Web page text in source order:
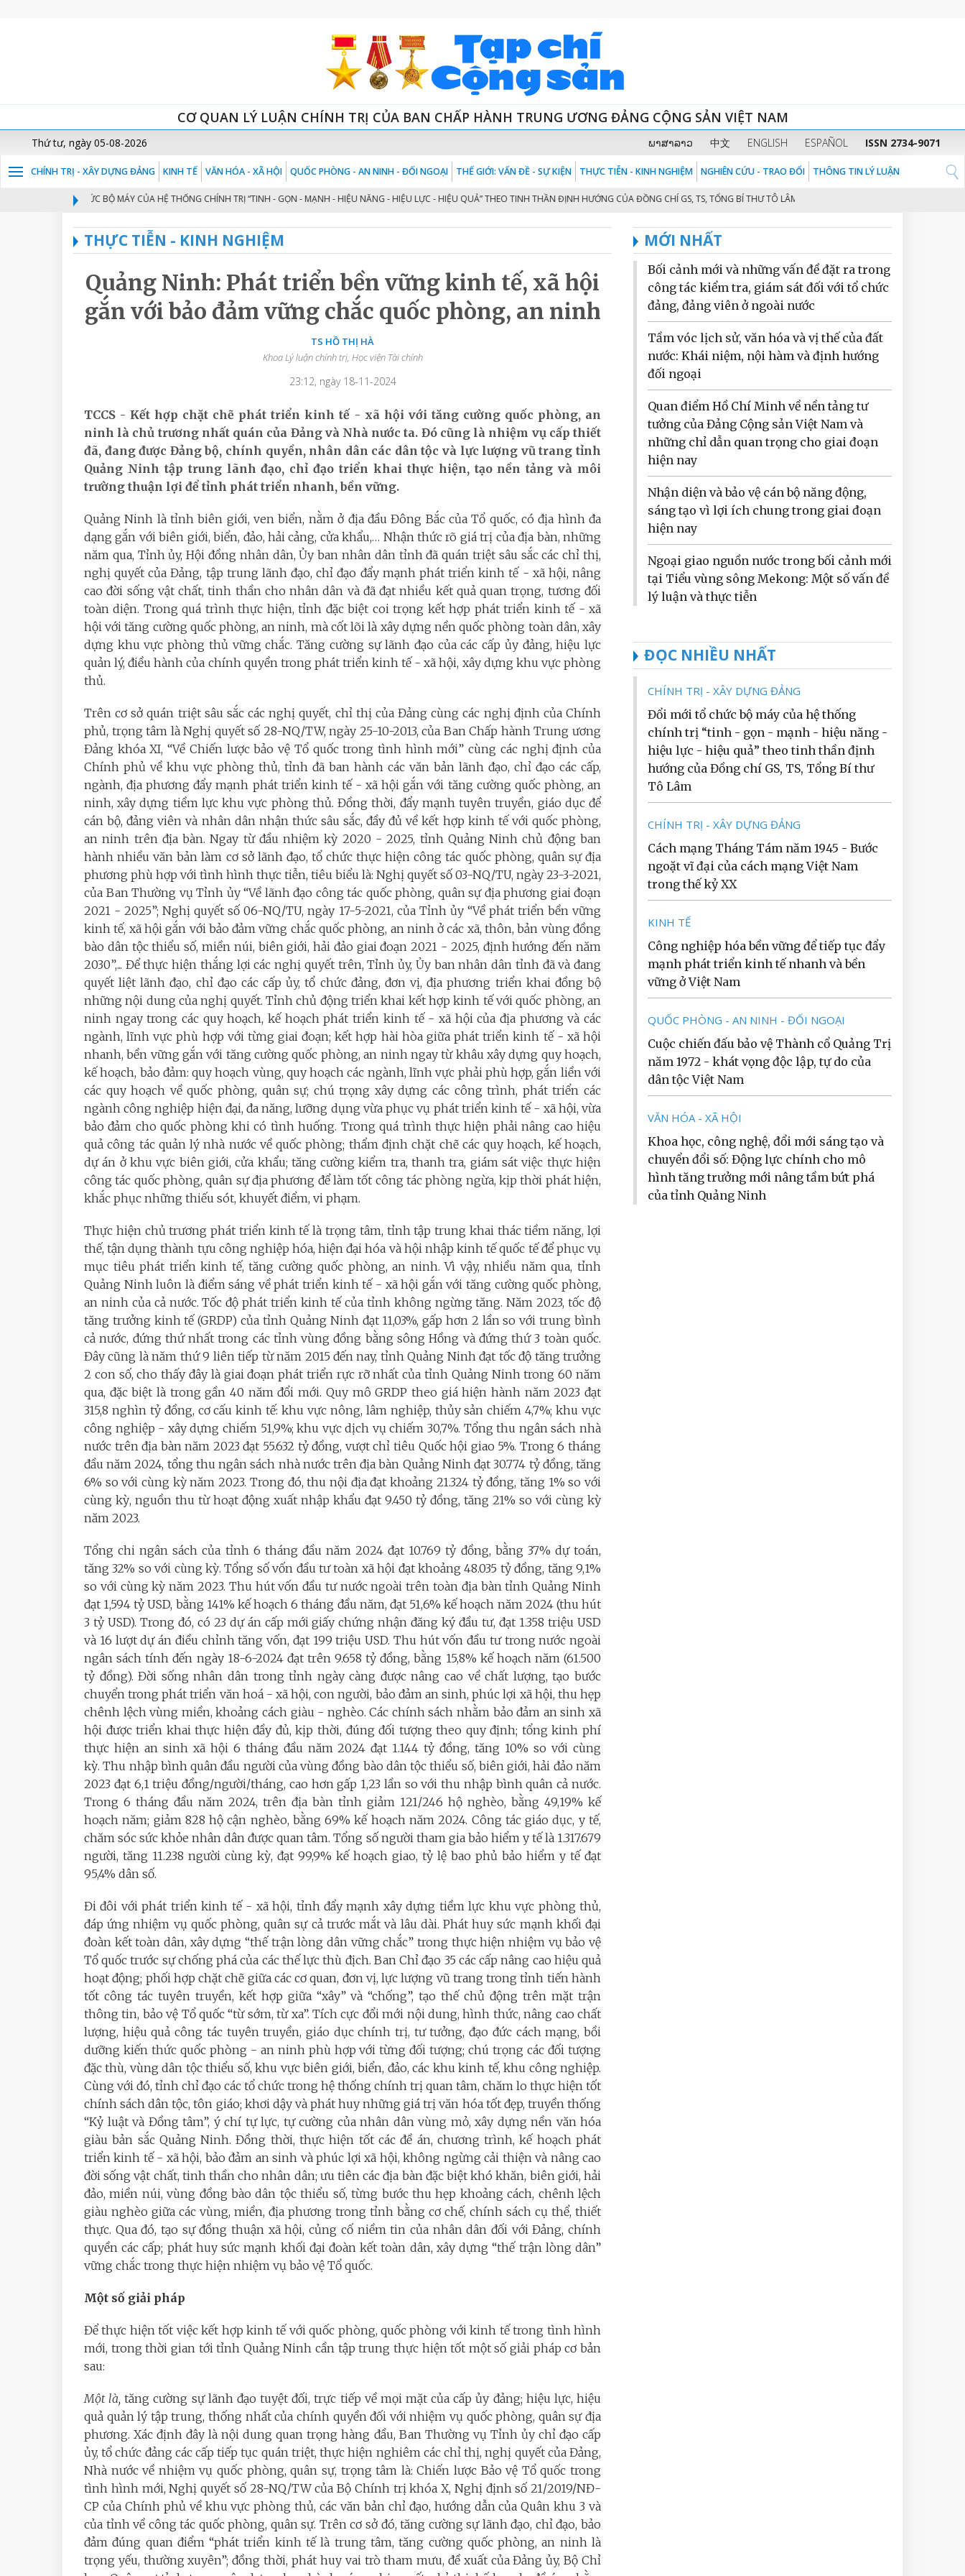
CƠ QUAN LÝ LUẬN CHÍNH TRỊ CỦA BAN CHẤP HÀNH TRUNG ƯƠNG ĐẢNG CỘNG SẢN VIỆT NAM
Thứ tư, ngày 05-08-2026 ພາສາລາວ 中文 ENGLISH ESPAÑOL ISSN 2734-9071
CHÍNH TRỊ - XÂY DỰNG ĐẢNG KINH TẾ VĂN HÓA - XÃ HỘI QUỐC PHÒNG - AN NINH - ĐỐI NGOẠI THẾ GIỚI: VẤN ĐỀ - SỰ KIỆN THỰC TIỄN - KINH NGHIỆM NGHIÊN CỨU - TRAO ĐỔI THÔNG TIN LÝ LUẬN
ĐỔI MỚI TỔ CHỨC BỘ MÁY CỦA HỆ THỐNG CHÍNH TRỊ “TINH - GỌN - MẠNH - HIỆU NĂNG - HIỆU LỰC - HIỆU QUẢ” THEO TINH THẦN ĐỊNH HƯỚNG CỦA ĐỒNG CHÍ GS, TS, TỔNG BÍ THƯ TÔ LÂM 2
THỰC TIỄN - KINH NGHIỆM
Quảng Ninh: Phát triển bền vững kinh tế, xã hội
gắn với bảo đảm vững chắc quốc phòng, an ninh
TS HỒ THỊ HÀ
Khoa Lý luận chính trị, Học viện Tài chính
23:12, ngày 18-11-2024
TCCS - Kết hợp chặt chẽ phát triển kinh tế - xã hội với tăng cường quốc phòng, an
ninh là chủ trương nhất quán của Đảng và Nhà nước ta. Đó cũng là nhiệm vụ cấp thiết
đã, đang được Đảng bộ, chính quyền, nhân dân các dân tộc và lực lượng vũ trang tỉnh
Quảng Ninh tập trung lãnh đạo, chỉ đạo triển khai thực hiện, tạo nền tảng và môi
trường thuận lợi để tỉnh phát triển nhanh, bền vững.
Quảng Ninh là tỉnh biên giới, ven biển, nằm ở địa đầu Đông Bắc của Tổ quốc, có địa hình đa
dạng gắn với biên giới, biển, đảo, hải cảng, cửa khẩu,… Nhận thức rõ giá trị của địa bàn, những
năm qua, Tỉnh ủy, Hội đồng nhân dân, Ủy ban nhân dân tỉnh đã quán triệt sâu sắc các chỉ thị,
nghị quyết của Đảng, tập trung lãnh đạo, chỉ đạo đẩy mạnh phát triển kinh tế - xã hội, nâng
cao đời sống vật chất, tinh thần cho nhân dân và đã đạt nhiều kết quả quan trọng, tương đối
toàn diện. Trong quá trình thực hiện, tỉnh đặc biệt coi trọng kết hợp phát triển kinh tế - xã
hội với tăng cường quốc phòng, an ninh, mà cốt lõi là xây dựng nền quốc phòng toàn dân, xây
dựng khu vực phòng thủ vững chắc. Tăng cường sự lãnh đạo của các cấp ủy đảng, hiệu lực
quản lý, điều hành của chính quyền trong phát triển kinh tế - xã hội, xây dựng khu vực phòng
thủ.
Trên cơ sở quán triệt sâu sắc các nghị quyết, chỉ thị của Đảng cùng các nghị định của Chính
phủ, trọng tâm là Nghị quyết số 28-NQ/TW, ngày 25-10-2013, của Ban Chấp hành Trung ương
Đảng khóa XI, “Về Chiến lược bảo vệ Tổ quốc trong tình hình mới” cùng các nghị định của
Chính phủ về khu vực phòng thủ, tỉnh đã ban hành các văn bản lãnh đạo, chỉ đạo các cấp,
ngành, địa phương đẩy mạnh phát triển kinh tế - xã hội gắn với tăng cường quốc phòng, an
ninh, xây dựng tiềm lực khu vực phòng thủ. Đồng thời, đẩy mạnh tuyên truyền, giáo dục để
cán bộ, đảng viên và nhân dân nhận thức sâu sắc, đầy đủ về kết hợp kinh tế với quốc phòng,
an ninh trên địa bàn. Ngay từ đầu nhiệm kỳ 2020 - 2025, tỉnh Quảng Ninh chủ động ban
hành nhiều văn bản làm cơ sở lãnh đạo, tổ chức thực hiện công tác quốc phòng, quân sự địa
phương phù hợp với tình hình thực tiễn, tiêu biểu là: Nghị quyết số 03-NQ/TU, ngày 23-3-2021,
của Ban Thường vụ Tỉnh ủy “Về lãnh đạo công tác quốc phòng, quân sự địa phương giai đoạn
2021 - 2025”; Nghị quyết số 06-NQ/TU, ngày 17-5-2021, của Tỉnh ủy “Về phát triển bền vững
kinh tế, xã hội gắn với bảo đảm vững chắc quốc phòng, an ninh ở các xã, thôn, bản vùng đồng
bào dân tộc thiểu số, miền núi, biên giới, hải đảo giai đoạn 2021 - 2025, định hướng đến năm
2030”,... Để thực hiện thắng lợi các nghị quyết trên, Tỉnh ủy, Ủy ban nhân dân tỉnh đã và đang
quyết liệt lãnh đạo, chỉ đạo các cấp ủy, tổ chức đảng, đơn vị, địa phương triển khai đồng bộ
những nội dung của nghị quyết. Tỉnh chủ động triển khai kết hợp kinh tế với quốc phòng, an
ninh ngay trong các quy hoạch, kế hoạch phát triển kinh tế - xã hội của địa phương và các
ngành, lĩnh vực phù hợp với từng giai đoạn; kết hợp hài hòa giữa phát triển kinh tế - xã hội
nhanh, bền vững gắn với tăng cường quốc phòng, an ninh ngay từ khâu xây dựng quy hoạch,
kế hoạch, bảo đảm: quy hoạch vùng, quy hoạch các ngành, lĩnh vực phải phù hợp, gắn liền với
các quy hoạch về quốc phòng, quân sự; chú trọng xây dựng các công trình, phát triển các
ngành công nghiệp hiện đại, đa năng, lưỡng dụng vừa phục vụ phát triển kinh tế - xã hội, vừa
bảo đảm cho quốc phòng khi có tình huống. Trong quá trình thực hiện phải nâng cao hiệu
quả công tác quản lý nhà nước về quốc phòng; thẩm định chặt chẽ các quy hoạch, kế hoạch,
dự án ở khu vực biên giới, cửa khẩu; tăng cường kiểm tra, thanh tra, giám sát việc thực hiện
công tác quốc phòng, quân sự địa phương để làm tốt công tác phòng ngừa, kịp thời phát hiện,
khắc phục những thiếu sót, khuyết điểm, vi phạm.
Thực hiện chủ trương phát triển kinh tế là trọng tâm, tỉnh tập trung khai thác tiềm năng, lợi
thế, tận dụng thành tựu công nghiệp hóa, hiện đại hóa và hội nhập kinh tế quốc tế để phục vụ
mục tiêu phát triển kinh tế, tăng cường quốc phòng, an ninh. Vì vậy, nhiều năm qua, tỉnh
Quảng Ninh luôn là điểm sáng về phát triển kinh tế - xã hội gắn với tăng cường quốc phòng,
an ninh của cả nước. Tốc độ phát triển kinh tế của tỉnh không ngừng tăng. Năm 2023, tốc độ
tăng trưởng kinh tế (GRDP) của tỉnh Quảng Ninh đạt 11,03%, gấp hơn 2 lần so với trung bình
cả nước, đứng thứ nhất trong các tỉnh vùng đồng bằng sông Hồng và đứng thứ 3 toàn quốc.
Đây cũng là năm thứ 9 liên tiếp từ năm 2015 đến nay, tỉnh Quảng Ninh đạt tốc độ tăng trưởng
2 con số, cho thấy đây là giai đoạn phát triển rực rỡ nhất của tỉnh Quảng Ninh trong 60 năm
qua, đặc biệt là trong gần 40 năm đổi mới. Quy mô GRDP theo giá hiện hành năm 2023 đạt
315,8 nghìn tỷ đồng, cơ cấu kinh tế: khu vực nông, lâm nghiệp, thủy sản chiếm 4,7%; khu vực
công nghiệp - xây dựng chiếm 51,9%; khu vực dịch vụ chiếm 30,7%. Tổng thu ngân sách nhà
nước trên địa bàn năm 2023 đạt 55.632 tỷ đồng, vượt chỉ tiêu Quốc hội giao 5%. Trong 6 tháng
đầu năm 2024, tổng thu ngân sách nhà nước trên địa bàn Quảng Ninh đạt 30.774 tỷ đồng, tăng
6% so với cùng kỳ năm 2023. Trong đó, thu nội địa đạt khoảng 21.324 tỷ đồng, tăng 1% so với
cùng kỳ, nguồn thu từ hoạt động xuất nhập khẩu đạt 9.450 tỷ đồng, tăng 21% so với cùng kỳ
năm 2023.
Tổng chi ngân sách của tỉnh 6 tháng đầu năm 2024 đạt 10.769 tỷ đồng, bằng 37% dự toán,
tăng 32% so với cùng kỳ. Tổng số vốn đầu tư toàn xã hội đạt khoảng 48.035 tỷ đồng, tăng 9,1%
so với cùng kỳ năm 2023. Thu hút vốn đầu tư nước ngoài trên toàn địa bàn tỉnh Quảng Ninh
đạt 1,594 tỷ USD, bằng 141% kế hoạch 6 tháng đầu năm, đạt 51,6% kế hoạch năm 2024 (thu hút
3 tỷ USD). Trong đó, có 23 dự án cấp mới giấy chứng nhận đăng ký đầu tư, đạt 1.358 triệu USD
và 16 lượt dự án điều chỉnh tăng vốn, đạt 199 triệu USD. Thu hút vốn đầu tư trong nước ngoài
ngân sách tính đến ngày 18-6-2024 đạt trên 9.658 tỷ đồng, bằng 15,8% kế hoạch năm (61.500
tỷ đồng). Đời sống nhân dân trong tỉnh ngày càng được nâng cao về chất lượng, tạo bước
chuyển trong phát triển văn hoá - xã hội, con người, bảo đảm an sinh, phúc lợi xã hội, thu hẹp
chênh lệch vùng miền, khoảng cách giàu - nghèo. Các chính sách nhằm bảo đảm an sinh xã
hội được triển khai thực hiện đầy đủ, kịp thời, đúng đối tượng theo quy định; tổng kinh phí
thực hiện an sinh xã hội 6 tháng đầu năm 2024 đạt 1.144 tỷ đồng, tăng 10% so với cùng
kỳ. Thu nhập bình quân đầu người của vùng đồng bào dân tộc thiểu số, biên giới, hải đảo năm
2023 đạt 6,1 triệu đồng/người/tháng, cao hơn gấp 1,23 lần so với thu nhập bình quân cả nước.
Trong 6 tháng đầu năm 2024, trên địa bàn tỉnh giảm 121/246 hộ nghèo, bằng 49,19% kế
hoạch năm; giảm 828 hộ cận nghèo, bằng 69% kế hoạch năm 2024. Công tác giáo dục, y tế,
chăm sóc sức khỏe nhân dân được quan tâm. Tổng số người tham gia bảo hiểm y tế là 1.317.679
người, tăng 11.238 người cùng kỳ, đạt 99,9% kế hoạch giao, tỷ lệ bao phủ bảo hiểm y tế đạt
95,4% dân số.
Đi đôi với phát triển kinh tế - xã hội, tỉnh đẩy mạnh xây dựng tiềm lực khu vực phòng thủ,
đáp ứng nhiệm vụ quốc phòng, quân sự cả trước mắt và lâu dài. Phát huy sức mạnh khối đại
đoàn kết toàn dân, xây dựng “thế trận lòng dân vững chắc” trong thực hiện nhiệm vụ bảo vệ
Tổ quốc trước sự chống phá của các thế lực thù địch. Ban Chỉ đạo 35 các cấp nâng cao hiệu quả
hoạt động; phối hợp chặt chẽ giữa các cơ quan, đơn vị, lực lượng vũ trang trong tỉnh tiến hành
tốt công tác tuyên truyền, kết hợp giữa “xây” và “chống”, tạo thế chủ động trên mặt trận
thông tin, bảo vệ Tổ quốc “từ sớm, từ xa”. Tích cực đổi mới nội dung, hình thức, nâng cao chất
lượng, hiệu quả công tác tuyên truyền, giáo dục chính trị, tư tưởng, đạo đức cách mạng, bồi
dưỡng kiến thức quốc phòng - an ninh phù hợp với từng đối tượng; chú trọng các đối tượng
đặc thù, vùng dân tộc thiểu số, khu vực biên giới, biển, đảo, các khu kinh tế, khu công nghiệp.
Cùng với đó, tỉnh chỉ đạo các tổ chức trong hệ thống chính trị quan tâm, chăm lo thực hiện tốt
chính sách dân tộc, tôn giáo; khơi dậy và phát huy những giá trị văn hóa tốt đẹp, truyền thống
“Kỷ luật và Đồng tâm”, ý chí tự lực, tự cường của nhân dân vùng mỏ, xây dựng nền văn hóa
giàu bản sắc Quảng Ninh. Đồng thời, thực hiện tốt các đề án, chương trình, kế hoạch phát
triển kinh tế - xã hội, bảo đảm an sinh và phúc lợi xã hội, không ngừng cải thiện và nâng cao
đời sống vật chất, tinh thần cho nhân dân; ưu tiên các địa bàn đặc biệt khó khăn, biên giới, hải
đảo, miền núi, vùng đồng bào dân tộc thiểu số, từng bước thu hẹp khoảng cách, chênh lệch
giàu nghèo giữa các vùng, miền, địa phương trong tỉnh bằng cơ chế, chính sách cụ thể, thiết
thực. Qua đó, tạo sự đồng thuận xã hội, củng cố niềm tin của nhân dân đối với Đảng, chính
quyền các cấp; phát huy sức mạnh khối đại đoàn kết toàn dân, xây dựng “thế trận lòng dân”
vững chắc trong thực hiện nhiệm vụ bảo vệ Tổ quốc.
Một số giải pháp
Để thực hiện tốt việc kết hợp kinh tế với quốc phòng, quốc phòng với kinh tế trong tình hình
mới, trong thời gian tới tỉnh Quảng Ninh cần tập trung thực hiện tốt một số giải pháp cơ bản
sau:
Một là, tăng cường sự lãnh đạo tuyệt đối, trực tiếp về mọi mặt của cấp ủy đảng; hiệu lực, hiệu
quả quản lý tập trung, thống nhất của chính quyền đối với nhiệm vụ quốc phòng, quân sự địa
phương. Xác định đây là nội dung quan trọng hàng đầu, Ban Thường vụ Tỉnh ủy chỉ đạo cấp
ủy, tổ chức đảng các cấp tiếp tục quán triệt, thực hiện nghiêm các chỉ thị, nghị quyết của Đảng,
Nhà nước về nhiệm vụ quốc phòng, quân sự, trọng tâm là: Chiến lược Bảo vệ Tổ quốc trong
tình hình mới, Nghị quyết số 28-NQ/TW của Bộ Chính trị khóa X, Nghị định số 21/2019/NĐ-
CP của Chính phủ về khu vực phòng thủ, các văn bản chỉ đạo, hướng dẫn của Quân khu 3 và
của tỉnh về công tác quốc phòng, quân sự. Trên cơ sở đó, tăng cường sự lãnh đạo, chỉ đạo, bảo
đảm đúng quan điểm “phát triển kinh tế là trung tâm, tăng cường quốc phòng, an ninh là
trọng yếu, thường xuyên”; đồng thời, phát huy vai trò tham mưu, đề xuất của Đảng ủy, Bộ Chỉ
MỚI NHẤT
Bối cảnh mới và những vấn đề đặt ra trong
công tác kiểm tra, giám sát đối với tổ chức
đảng, đảng viên ở ngoài nước
Tầm vóc lịch sử, văn hóa và vị thế của đất
nước: Khái niệm, nội hàm và định hướng
đối ngoại
Quan điểm Hồ Chí Minh về nền tảng tư
tưởng của Đảng Cộng sản Việt Nam và
những chỉ dẫn quan trọng cho giai đoạn
hiện nay
Nhận diện và bảo vệ cán bộ năng động,
sáng tạo vì lợi ích chung trong giai đoạn
hiện nay
Ngoại giao nguồn nước trong bối cảnh mới
tại Tiểu vùng sông Mekong: Một số vấn đề
lý luận và thực tiễn
ĐỌC NHIỀU NHẤT
CHÍNH TRỊ - XÂY DỰNG ĐẢNG
Đổi mới tổ chức bộ máy của hệ thống
chính trị “tinh - gọn - mạnh - hiệu năng -
hiệu lực - hiệu quả” theo tinh thần định
hướng của Đồng chí GS, TS, Tổng Bí thư
Tô Lâm
CHÍNH TRỊ - XÂY DỰNG ĐẢNG
Cách mạng Tháng Tám năm 1945 - Bước
ngoặt vĩ đại của cách mạng Việt Nam
trong thế kỷ XX
KINH TẾ
Công nghiệp hóa bền vững để tiếp tục đẩy
mạnh phát triển kinh tế nhanh và bền
vững ở Việt Nam
QUỐC PHÒNG - AN NINH - ĐỐI NGOẠI
Cuộc chiến đấu bảo vệ Thành cổ Quảng Trị
năm 1972 - khát vọng độc lập, tự do của
dân tộc Việt Nam
VĂN HÓA - XÃ HỘI
Khoa học, công nghệ, đổi mới sáng tạo và
chuyển đổi số: Động lực chính cho mô
hình tăng trưởng mới nâng tầm bứt phá
của tỉnh Quảng Ninh